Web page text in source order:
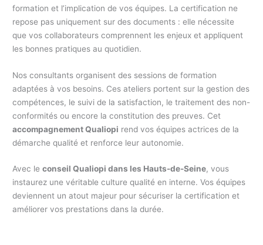
formation et l’implication de vos équipes. La certification ne
repose pas uniquement sur des documents : elle nécessite
que vos collaborateurs comprennent les enjeux et appliquent
les bonnes pratiques au quotidien.
Nos consultants organisent des sessions de formation
adaptées à vos besoins. Ces ateliers portent sur la gestion des
compétences, le suivi de la satisfaction, le traitement des non-
conformités ou encore la constitution des preuves. Cet
accompagnement Qualiopi rend vos équipes actrices de la
démarche qualité et renforce leur autonomie.
Avec leconseil Qualiopi dans les Hauts-de-Seine, vous
instaurez une véritable culture qualité en interne. Vos équipes
deviennent un atout majeur pour sécuriser la certification et
améliorer vos prestations dans la durée.